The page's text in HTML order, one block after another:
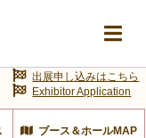
ブース＆ホールMAP
出展申し込みはこちら
Exhibitor Application